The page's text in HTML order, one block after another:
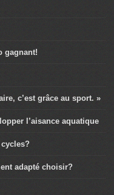
gagnant!
c’est grâce au sport. »
l’aisance aquatique
adapté choisir?